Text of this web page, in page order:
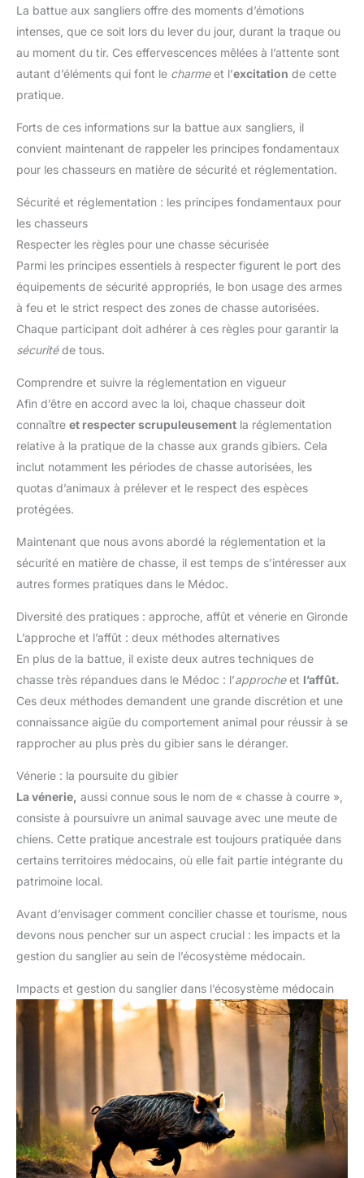
La battue aux sangliers offre des moments d’émotions
intenses, que ce soit lors du lever du jour, durant la traque ou
au moment du tir. Ces effervescences mêlées à l’attente sont
autant d’éléments qui font le charmeet l’excitation de cette
pratique.
Forts de ces informations sur la battue aux sangliers, il
convient maintenant de rappeler les principes fondamentaux
pour les chasseurs en matière de sécurité et réglementation.
Sécurité et réglementation : les principes fondamentaux pour
les chasseurs
Respecter les règles pour une chasse sécurisée
Parmi les principes essentiels à respecter figurent le port des
équipements de sécurité appropriés, le bon usage des armes
à feu et le strict respect des zones de chasse autorisées.
Chaque participant doit adhérer à ces règles pour garantir la
sécuritéde tous.
Comprendre et suivre la réglementation en vigueur
Afin d’être en accord avec la loi, chaque chasseur doit
connaître et respecter scrupuleusement la réglementation
relative à la pratique de la chasse aux grands gibiers. Cela
inclut notamment les périodes de chasse autorisées, les
quotas d’animaux à prélever et le respect des espèces
protégées.
Maintenant que nous avons abordé la réglementation et la
sécurité en matière de chasse, il est temps de s’intéresser aux
autres formes pratiques dans le Médoc.
Diversité des pratiques : approche, affût et vénerie en Gironde
L’approche et l’affût : deux méthodes alternatives
En plus de la battue, il existe deux autres techniques de
chasse très répandues dans le Médoc : l’approcheet l’affût.
Ces deux méthodes demandent une grande discrétion et une
connaissance aigüe du comportement animal pour réussir à se
rapprocher au plus près du gibier sans le déranger.
Vénerie : la poursuite du gibier
La vénerie, aussi connue sous le nom de « chasse à courre »,
consiste à poursuivre un animal sauvage avec une meute de
chiens. Cette pratique ancestrale est toujours pratiquée dans
certains territoires médocains, où elle fait partie intégrante du
patrimoine local.
Avant d’envisager comment concilier chasse et tourisme, nous
devons nous pencher sur un aspect crucial : les impacts et la
gestion du sanglier au sein de l’écosystème médocain.
Impacts et gestion du sanglier dans l’écosystème médocain